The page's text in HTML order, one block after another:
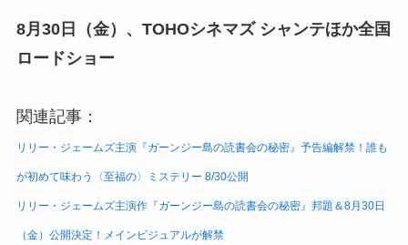
8月30日（金）、TOHOシネマズ シャンテほか全国
ロードショー
関連記事：
リリー・ジェームズ主演『ガーンジー島の読書会の秘密』予告編解禁！誰も
が初めて味わう〈至福の〉ミステリー 8/30公開
リリー・ジェームズ主演作『ガーンジー島の読書会の秘密』邦題＆8月30日
（金）公開決定！メインビジュアルが解禁